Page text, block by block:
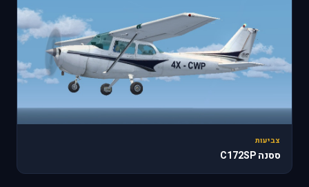
צביעות
ססנה C172SP